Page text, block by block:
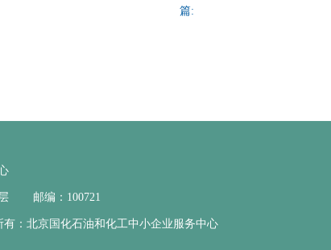
篇:
邮编： 100721
有：北京国化石油和化工中小企业服务中心